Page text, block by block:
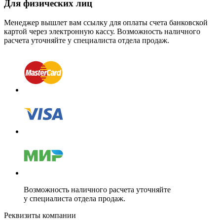
Для физических лиц
Менеджер вышлет вам ссылку для оплаты счета банковской
картой через электронную кассу. Возможность наличного
расчета уточняйте у специалиста отдела продаж.
Возможность наличного расчета уточняйте
у специалиста отдела продаж.
Реквизиты компании